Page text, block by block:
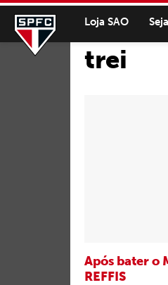
Loja SAO
trei
Após bater o
REFFIS